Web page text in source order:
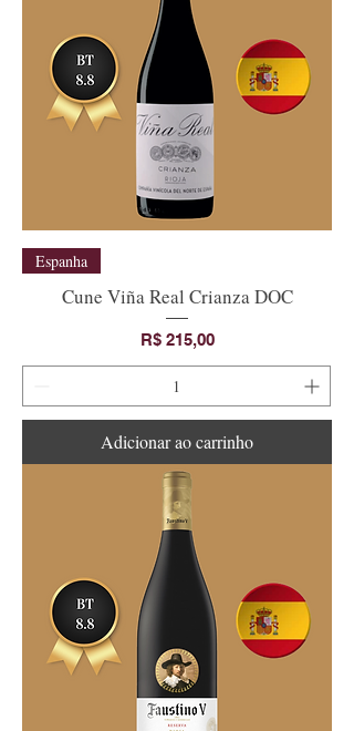
Espanha
Cune Viña Real Crianza DOC
Preço
R$ 215,00
Adicionar ao carrinho